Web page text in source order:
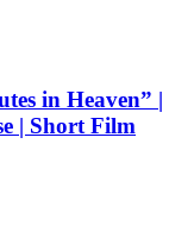
in Heaven” |
| Short Film